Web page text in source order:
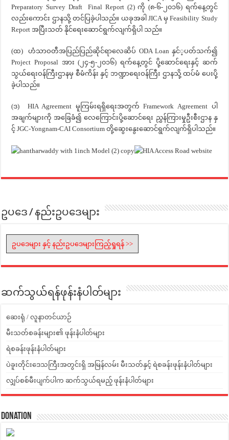
Preparatory Survey Draft Final Report (2) ကို (၈-၆-၂၀၁၆) ရက်နေ့တွင်
လည်းကောင်း ဌာနသို့ တင်ပြခဲ့ပါသည်။ ယခုအခါ JICA မှ Feasibility Study
Report အပြီးသတ် နိုင်ရေးဆောင်ရွက်လျက်ရှိပါ သည်။
(ထ) ဟံသာဝတီအပြည်ပြည်ဆိုင်ရာလေဆိပ် ODA Loan နှင်‌့ပတ်သက်၍
Project Proposal အား (၂၄-၅-၂၀၁၆) ရက်နေ့တွင် ပို့ဆောင်ရေးနှင့် ဆက်
သွယ်ရေးဝန်ကြီးဌာနမှ စီမံကိန်း နှင့် ဘဏ္ဍာရေးဝန်ကြီး ဌာနသို့ ထပ်မံ ပေးပို့
ခဲ့ပါသည်။
(ဒ) HIA Agreement မူကြမ်းရရှိရေးအတွက် Framework Agreement ပါ
အချက်များကို အခြေခံ၍ လေကြောင်းပို့ဆောင်ရေး ညွှန်ကြားမှုဦးစီးဌာန နှ
င့် JGC-Yongnam-CAI Consortium တို့ဆွေးနွေးဆောင်ရွက်လျက်ရှိပါသည်။
ဥပဒေ / နည်းဥပဒေများ
ဥပဒေများ နှင့် နည်းဥပဒေများကြည့်ရှုရန် >>
ဆက်သွယ်ရန်ဖုန်းနံပါတ်များ
ဆေးရုံ / လူနာတင်ယာဉ်
မီးသတ်စခန်းများ၏ ဖုန်းနံပါတ်များ
ရဲစခန်းဖုန်းနံပါတ်များ
ပဲခူးတိုင်းဒေသကြီးအတွင်းရှိ အမြန်လမ်း မီးသတ်နှင့် ရဲစခန်းဖုန်းနံပါတ်များ
လျှပ်စစ်မီးပျက်ပါက ဆက်သွယ်ရမည့် ဖုန်းနံပါတ်များ
Donation